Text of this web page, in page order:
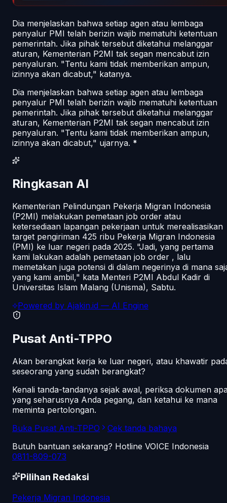
Dia menjelaskan bahwa setiap agen atau lembaga
penyalur PMI telah berizin wajib mematuhi ketentuan
pemerintah. Jika pihak tersebut diketahui melanggar
aturan, Kementerian P2MI tak segan mencabut izin
penyaluran. "Tentu kami tidak memberikan ampun,
izinnya akan dicabut," katanya.
Dia menjelaskan bahwa setiap agen atau lembaga
penyalur PMI telah berizin wajib mematuhi ketentuan
pemerintah. Jika pihak tersebut diketahui melanggar
aturan, Kementerian P2MI tak segan mencabut izin
penyaluran. "Tentu kami tidak memberikan ampun,
izinnya akan dicabut," ujarnya. *
Ringkasan AI
Kementerian Pelindungan Pekerja Migran Indonesia
(P2MI) melakukan pemetaan job order atau
ketersediaan lapangan pekerjaan untuk merealisasikan
target pengiriman 425 ribu Pekerja Migran Indonesia
(PMI) ke luar negeri pada 2025. "Jadi, yang pertama
kami lakukan adalah pemetaan job order , lalu
memetakan juga potensi di dalam negerinya di mana
yang kami ambil," kata Menteri P2MI Abdul Kadir di
Universitas Islam Malang (Unisma), Sabtu.
Powered by Ajakin.id — AI Engine
Pusat Anti-TPPO
Akan berangkat kerja ke luar negeri, atau khawatir
seseorang yang sudah berangkat?
Kenali tanda-tandanya sejak awal, periksa dokumen
yang seharusnya Anda pegang, dan ketahui ke mana
meminta pertolongan.
Buka Pusat Anti-TPPO
Cek tanda bahaya
Butuh bantuan sekarang? Hotline VOICE Indonesia
0811-809-073
Pilihan Redaksi
Pekerja Migran Indonesia